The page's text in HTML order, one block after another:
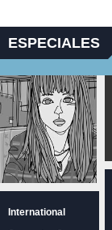
ESPECIALES
International